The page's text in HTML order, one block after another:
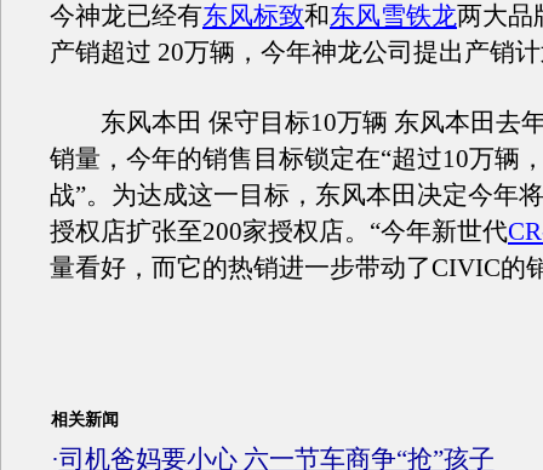
今神龙已经有东风标致和东风雪铁龙两大品
产销超过 20万辆，今年神龙公司提出产销
东风本田 保守目标10万辆 东风本田去
销量，今年的销售目标锁定在“超过10万辆
战”。为达成这一目标，东风本田决定今年
授权店扩张至200家授权店。“今年新世代
量看好，而它的热销进一步带动了CIVIC的
相关新闻
·司机爸妈要小心 六一节车商争“抢”孩子